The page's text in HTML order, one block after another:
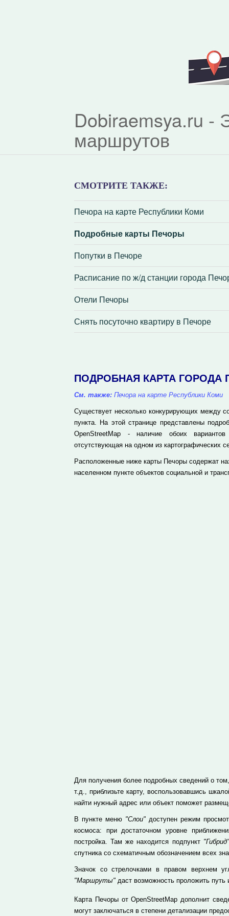
Dobiraemsya.ru -
маршрутов
СМОТРИТЕ ТАКЖЕ:
Печора на карте Республики Коми
Подробные карты Печоры
Попутки в Печоре
Расписание по ж/д станции города
Отели Печоры
Снять посуточно квартиру в Печоре
ПОДРОБНАЯ КАРТА ГОРОДА
См. также: Печора на карте Республики Коми
Существует несколько конкурирующих между
пункта. На этой странице представлены
OpenStreetMap - наличие обоих
отсутствующая на одном из картографических
Расположенные ниже карты Печоры содержат
населенном пункте объектов социальной и
Для получения более подробных сведений о
т.д., приблизьте карту, воспользовавшись
найти нужный адрес или объект поможет
В пункте меню "Слои" доступен режим
космоса: при достаточном уровне
постройка. Там же находится подпункт "Гибрид"
спутника со схематичным обозначением всех
Значок со стрелочками в правом верхнем
"Маршруты" даст возможность проложить путь
Карта Печоры от OpenStreetMap дополнит
могут заключаться в степени детализации